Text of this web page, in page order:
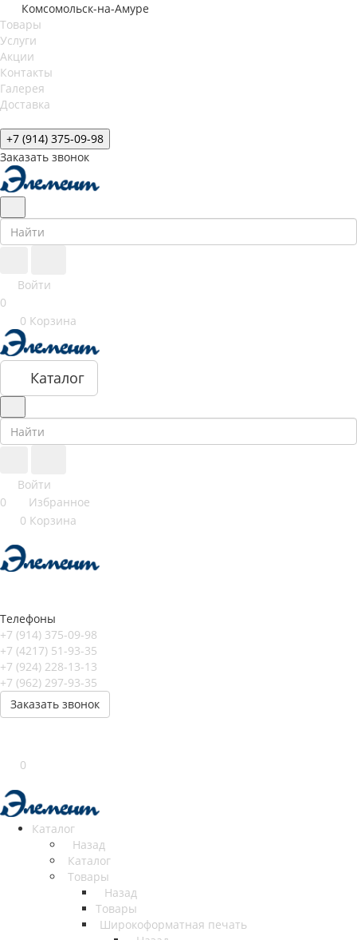
Комсомольск-на-Амуре
Товары
Услуги
Акции
Контакты
Галерея
Доставка
+7 (914) 375-09-98
Заказать звонок
Войти
0
0 Корзина
Каталог
Войти
0
Избранное
0 Корзина
Телефоны
+7 (914) 375-09-98
+7 (4217) 51-93-35
+7 (924) 228-13-13
+7 (962) 297-93-35
Заказать звонок
0
Каталог
Назад
Каталог
Товары
Назад
Товары
Широкоформатная печать